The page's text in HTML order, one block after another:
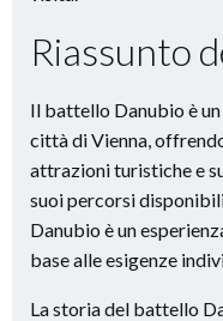
Riassunto
Il battello Danubio è
città di Vienna,
attrazioni turistiche e
suoi percorsi
Danubio è un
base alle esigenze
La storia del battello